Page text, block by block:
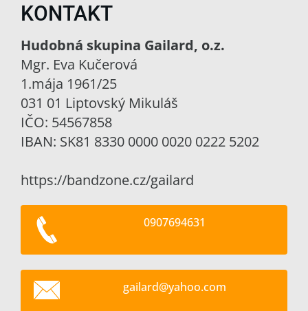
KONTAKT
Hudobná skupina Gailard, o.z.
Mgr. Eva Kučerová
1.mája 1961/25
031 01 Liptovský Mikuláš
IČO: 54567858
IBAN: SK81 8330 0000 0020 0222 5202
https://bandzone.cz/gailard
0907694631
gailard@yahoo.com